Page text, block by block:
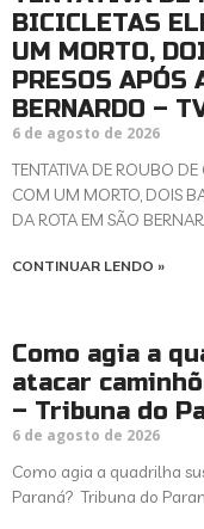
BICICLETAS
UM MORTO,
PRESOS APÓS
BERNARDO –
6 de agosto de 2026
TENTATIVA DE ROUBO DE
COM UM MORTO, DOIS
DA ROTA EM SÃO
CONTINUAR LENDO »
Como agia a
atacar
– Tribuna do
6 de agosto de 2026
Como agia a quadrilha
Paraná? Tribuna do